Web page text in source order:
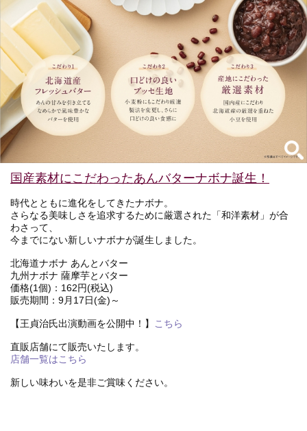
国産素材にこだわったあんバターナボナ誕生！
時代とともに進化をしてきたナボナ。
さらなる美味しさを追求するために厳選された「和洋素材」が合
わさって、
今までにない新しいナボナが誕生しました。
北海道ナボナ あんとバター
九州ナボナ 薩摩芋とバター
価格(1個)：162円(税込)
販売期間：9月17日(金)～
【王貞治氏出演動画を公開中！】 こちら
直販店舗にて販売いたします。
店舗一覧はこちら
新しい味わいを是非ご賞味ください。